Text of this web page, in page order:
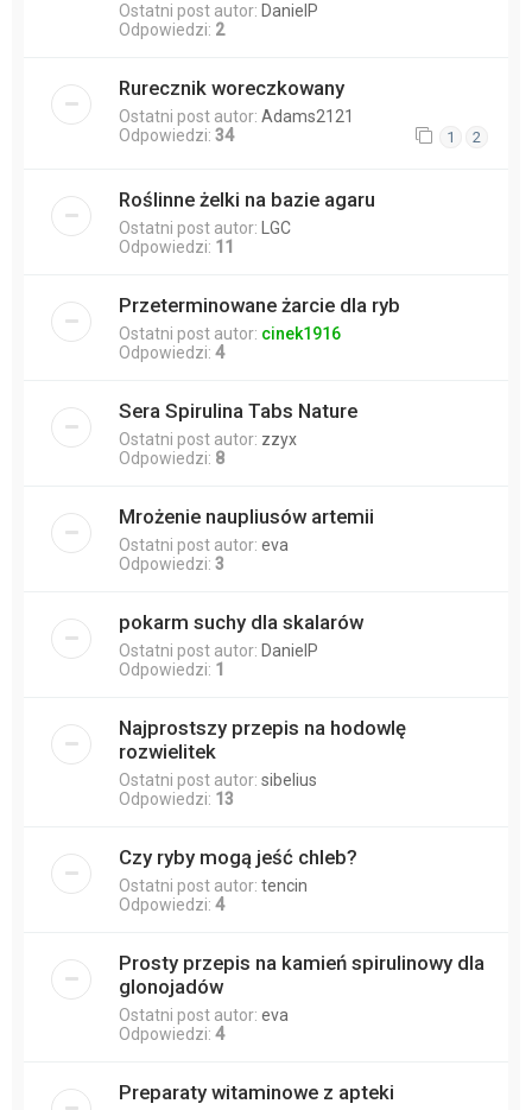
Ostatni post autor: DanielP
Odpowiedzi: 2
Rurecznik woreczkowany
Ostatni post autor: Adams2121
Odpowiedzi: 34 1 2
Roślinne żelki na bazie agaru
Ostatni post autor:
LGC
Odpowiedzi: 11
Przeterminowane żarcie dla ryb
Ostatni post autor: cinek1916
Odpowiedzi: 4
Sera Spirulina Tabs Nature
Ostatni post autor: zzyx
Odpowiedzi: 8
Mrożenie naupliusów artemii
Ostatni post autor: eva
Odpowiedzi: 3
pokarm suchy dla skalarów
Ostatni post autor: DanielP
Odpowiedzi: 1
Najprostszy przepis na hodowlę
rozwielitek
Ostatni post autor: sibelius
Odpowiedzi: 13
Czy ryby mogą jeść chleb?
Ostatni post autor: tencin
Odpowiedzi: 4
Prosty przepis na kamień spirulinowy dla
glonojadów
Ostatni post autor: eva
Odpowiedzi: 4
Preparaty witaminowe z apteki